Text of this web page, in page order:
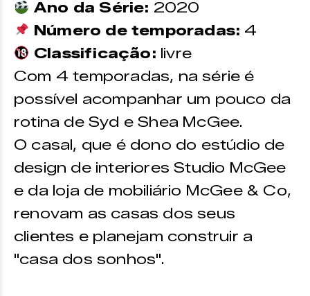
Ano da Série: 2020
Número de temporadas: 4
Classificação: livre
Com 4 temporadas, na série é
possível acompanhar um pouco da
rotina de Syd e Shea McGee.
O casal, que é dono do estúdio de
design de interiores Studio McGee
e da loja de mobiliário McGee & Co,
renovam as casas dos seus
clientes e planejam construir a
"casa dos sonhos".